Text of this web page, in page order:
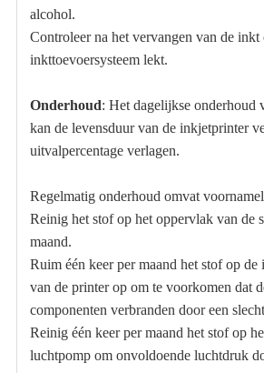
alcohol.
Controleer na het vervangen van de inkt
inkttoevoersysteem lekt.
Onderhoud: Het dagelijkse onderhoud
kan de levensduur van de inkjetprinter
uitvalpercentage verlagen.
Regelmatig onderhoud omvat
Reinig het stof op het oppervlak van de
maand.
Ruim één keer per maand het stof op de
van de printer op om te voorkomen dat
componenten verbranden door een
Reinig één keer per maand het stof op
luchtpomp om onvoldoende luchtdruk